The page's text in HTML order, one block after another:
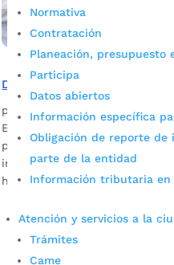
Normativa
Contratación
Planeación, presupuesto
Participa
Datos abiertos
Información específica
Obligación de reporte
parte de la entidad
Información tributaria
Atención y servicios a la
Trámites
Came
Dignificamos las
por Edgar Augusto Sánchez
En este centro de salud de
pertenece a la ESE instituto
instalaciones estaban en
humedad en paredes y techos.